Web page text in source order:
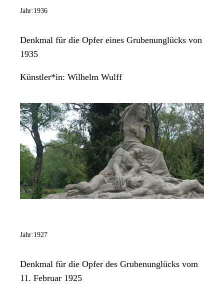
Jahr:1936
Denkmal für die Opfer eines Grubenunglücks von
1935
Künstler*in: Wilhelm Wulff
Jahr:1927
Denkmal für die Opfer des Grubenunglücks vom
11. Februar 1925